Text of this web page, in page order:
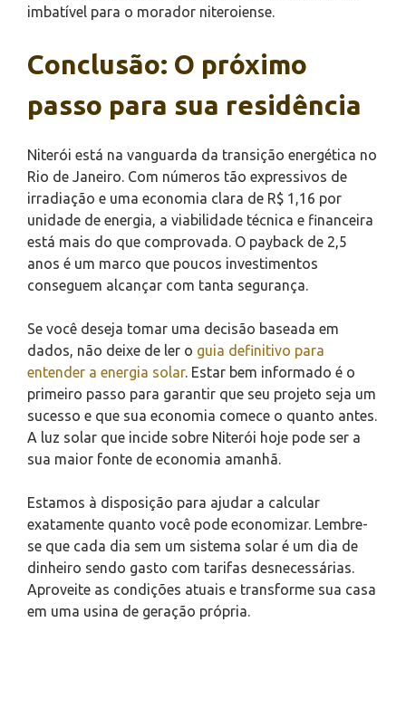
imbatível para o morador niteroiense.
Conclusão: O próximo
passo para sua residência
Niterói está na vanguarda da transição energética no
Rio de Janeiro. Com números tão expressivos de
irradiação e uma economia clara de R$ 1,16 por
unidade de energia, a viabilidade técnica e financeira
está mais do que comprovada. O payback de 2,5
anos é um marco que poucos investimentos
conseguem alcançar com tanta segurança.
Se você deseja tomar uma decisão baseada em
dados, não deixe de ler o guia definitivo para
entender a energia solar. Estar bem informado é o
primeiro passo para garantir que seu projeto seja um
sucesso e que sua economia comece o quanto antes.
A luz solar que incide sobre Niterói hoje pode ser a
sua maior fonte de economia amanhã.
Estamos à disposição para ajudar a calcular
exatamente quanto você pode economizar. Lembre-
se que cada dia sem um sistema solar é um dia de
dinheiro sendo gasto com tarifas desnecessárias.
Aproveite as condições atuais e transforme sua casa
em uma usina de geração própria.